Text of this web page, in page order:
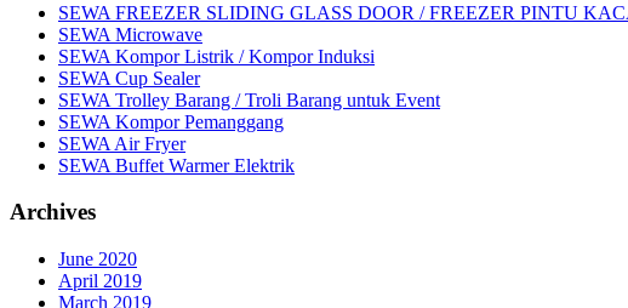
SEWA FREEZER SLIDING GLASS DOOR / FREEZER PINTU
SEWA Microwave
SEWA Kompor Listrik / Kompor Induksi
SEWA Cup Sealer
SEWA Trolley Barang / Troli Barang untuk Event
SEWA Kompor Pemanggang
SEWA Air Fryer
SEWA Buffet Warmer Elektrik
Archives
June 2020
April 2019
March 2019